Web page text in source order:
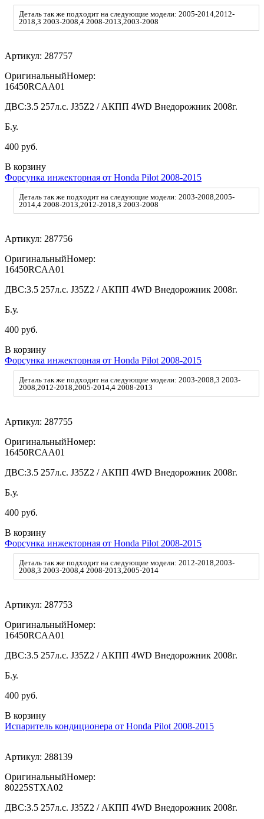
Деталь так же подходит на следующие модели: 2005-2014,2012-
2018,3 2003-2008,4 2008-2013,2003-2008
Артикул: 287757
ОригинальныйНомер:
16450RCAA01
ДВС:3.5 257л.с. J35Z2 / АКПП 4WD Внедорожник 2008г.
Б.у.
400 руб.
В корзину
Форсунка инжекторная от Honda Pilot 2008-2015
Деталь так же подходит на следующие модели: 2003-2008,2005-
2014,4 2008-2013,2012-2018,3 2003-2008
Артикул: 287756
ОригинальныйНомер:
16450RCAA01
ДВС:3.5 257л.с. J35Z2 / АКПП 4WD Внедорожник 2008г.
Б.у.
400 руб.
В корзину
Форсунка инжекторная от Honda Pilot 2008-2015
Деталь так же подходит на следующие модели: 2003-2008,3 2003-
2008,2012-2018,2005-2014,4 2008-2013
Артикул: 287755
ОригинальныйНомер:
16450RCAA01
ДВС:3.5 257л.с. J35Z2 / АКПП 4WD Внедорожник 2008г.
Б.у.
400 руб.
В корзину
Форсунка инжекторная от Honda Pilot 2008-2015
Деталь так же подходит на следующие модели: 2012-2018,2003-
2008,3 2003-2008,4 2008-2013,2005-2014
Артикул: 287753
ОригинальныйНомер:
16450RCAA01
ДВС:3.5 257л.с. J35Z2 / АКПП 4WD Внедорожник 2008г.
Б.у.
400 руб.
В корзину
Испаритель кондиционера от Honda Pilot 2008-2015
Артикул: 288139
ОригинальныйНомер:
80225STXA02
ДВС:3.5 257л.с. J35Z2 / АКПП 4WD Внедорожник 2008г.